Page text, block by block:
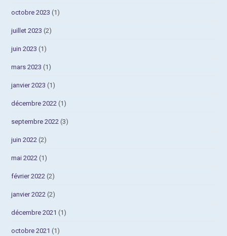
octobre 2023 (1)
juillet 2023 (2)
juin 2023 (1)
mars 2023 (1)
janvier 2023 (1)
décembre 2022 (1)
septembre 2022 (3)
juin 2022 (2)
mai 2022 (1)
février 2022 (2)
janvier 2022 (2)
décembre 2021 (1)
octobre 2021 (1)